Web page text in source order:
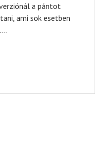
a pántot
ami sok esetben